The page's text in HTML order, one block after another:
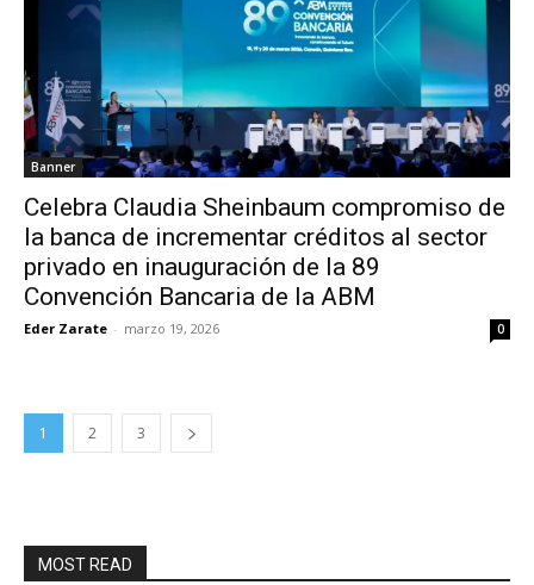
Banner
Celebra Claudia Sheinbaum compromiso de
la banca de incrementar créditos al sector
privado en inauguración de la 89
Convención Bancaria de la ABM
Eder Zarate - marzo 19, 2026 0
1 2 3
MOST READ